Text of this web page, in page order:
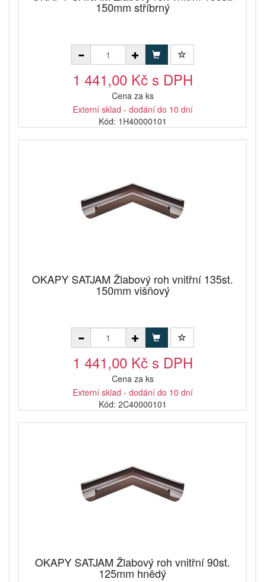
150mm stříbrný
1 441,00 Kč s DPH
Cena za ks
Externí sklad - dodání do 10 dní
Kód: 1H40000101
OKAPY SATJAM Žlabový roh vnitřní 135st.
150mm višňový
1 441,00 Kč s DPH
Cena za ks
Externí sklad - dodání do 10 dní
Kód: 2C40000101
OKAPY SATJAM Žlabový roh vnitřní 90st.
125mm hnědý